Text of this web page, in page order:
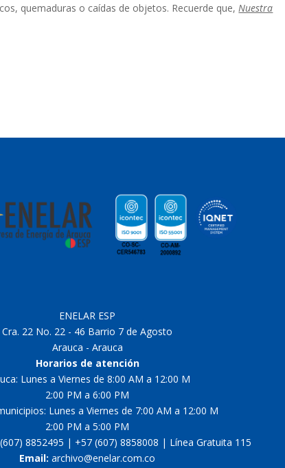
quemaduras o caídas de objetos. Recuerde que,Nuestra
ENELAR ESP
Cra. 22 No. 22 - 46 Barrio 7 de Agosto
Arauca - Arauca
Horarios de atención
Lunes a Viernes de 8:00 AM a 12:00 M
2:00 PM a 6:00 PM
Lunes a Viernes de 7:00 AM a 12:00 M
2:00 PM a 5:00 PM
8852495 | +57 (607) 8858008 | Línea Gratuita 115
Email: archivo@enelar.com.co